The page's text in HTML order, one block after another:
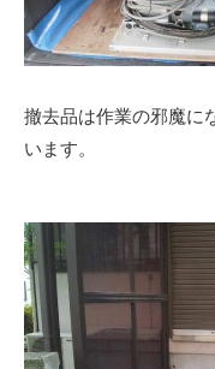
撤去品は作業の邪魔に
います。